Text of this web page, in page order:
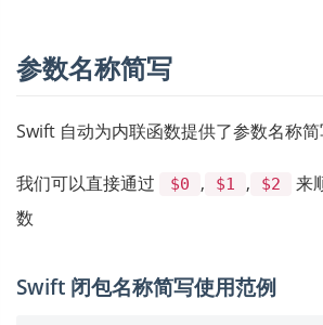
参数名称简写
Swift 自动为内联函数提供了参数名称
我们可以直接通过 $0 , $1 , $2
来
数
Swift 闭包名称简写使用范例